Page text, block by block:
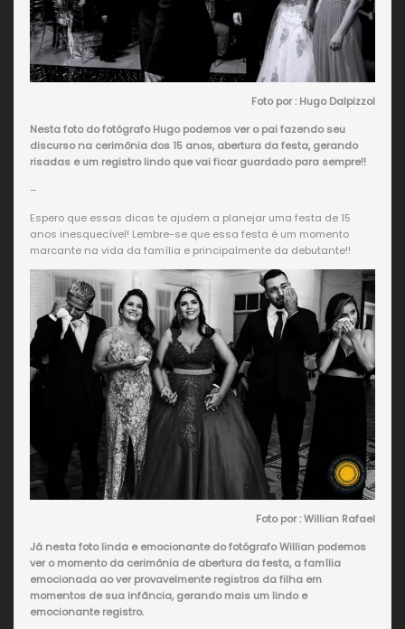
Foto por : Hugo Dalpizzol
Nesta foto do fotógrafo Hugo podemos ver o pai fazendo seu
discurso na cerimônia dos 15 anos, abertura da festa, gerando
risadas e um registro lindo que vai ficar guardado para sempre!!
–
Espero que essas dicas te ajudem a planejar uma festa de 15
anos inesquecível! Lembre-se que essa festa é um momento
marcante na vida da família e principalmente da debutante!!
Foto por : Willian Rafael
Já nesta foto linda e emocionante do fotógrafo Willian podemos
ver o momento da cerimônia de abertura da festa, a família
emocionada ao ver provavelmente registros da filha em
momentos de sua infância, gerando mais um lindo e
emocionante registro.